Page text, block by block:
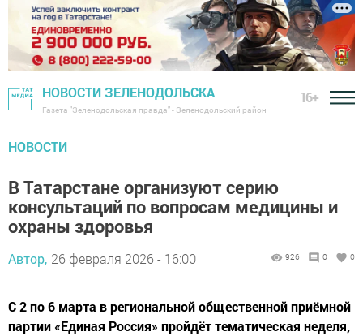
НОВОСТИ ЗЕЛЕНОДОЛЬСКА
Газета "Зеленодольская правда" - Зеленодольский район
16+
НОВОСТИ
В Татарстане организуют серию
консультаций по вопросам медицины и
охраны здоровья
Автор, 26 февраля 2026 - 16:00 926 0 0
С 2 по 6 марта в региональной общественной приёмной
партии «Единая Россия» пройдёт тематическая неделя,